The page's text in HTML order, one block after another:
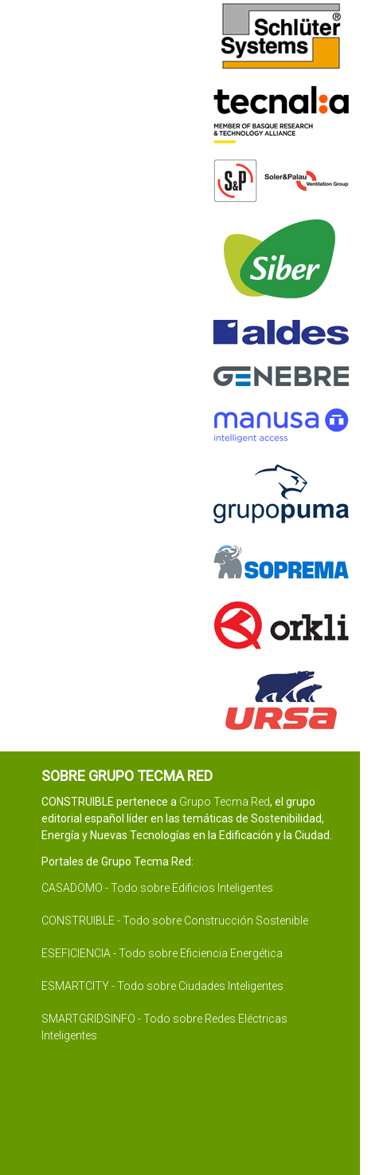
SOBRE GRUPO TECMA RED
CONSTRUIBLE pertenece a Grupo Tecma Red, el grupo
editorial español líder en las temáticas de Sostenibilidad,
Energía y Nuevas Tecnologías en la Edificación y la Ciudad.
Portales de Grupo Tecma Red:
CASADOMO - Todo sobre Edificios Inteligentes
CONSTRUIBLE - Todo sobre Construcción Sostenible
ESEFICIENCIA - Todo sobre Eficiencia Energética
ESMARTCITY - Todo sobre Ciudades Inteligentes
SMARTGRIDSINFO - Todo sobre Redes Eléctricas
Inteligentes